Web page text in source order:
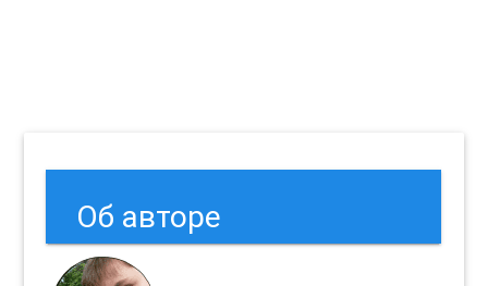
Об авторе